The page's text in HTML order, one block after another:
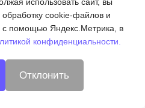
− +
cookie-файлов и
с помощью Яндекс.Метрика, в
конфиденциальности.
Отклонить